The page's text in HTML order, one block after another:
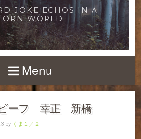
JOKE ECHOS IN A
WORLD
Menu
ビーフ 幸正 新橋
by くま１／２